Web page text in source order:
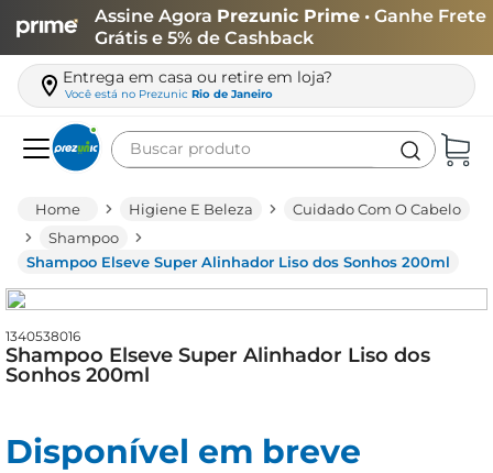
Assine Agora Prezunic Prime • Ganhe Frete
Grátis e 5% de Cashback
Entrega em casa ou retire em loja?
Você está no Prezunic Rio de Janeiro
Buscar produto
Higiene E Beleza
Cuidado Com O Cabelo
Shampoo
Shampoo Elseve Super Alinhador Liso dos Sonhos 200ml
1340538016
Shampoo Elseve Super Alinhador Liso dos
Sonhos 200ml
Disponível em breve
leite
queijo
arroz
biscoito